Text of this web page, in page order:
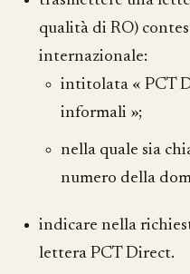
qualità di RO)
internazionale:
intitolata « PCT
informali »;
nella quale sia
numero della
indicare nella
lettera PCT Direct.